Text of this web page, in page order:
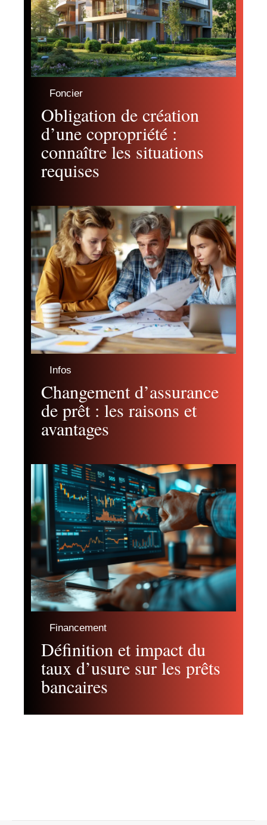
Foncier
Obligation de création
d’une copropriété :
connaître les situations
requises
Infos
Changement d’assurance
de prêt : les raisons et
avantages
Financement
Définition et impact du
taux d’usure sur les prêts
bancaires